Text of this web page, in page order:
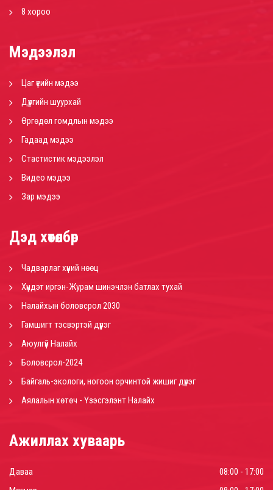
8 хороо
Мэдээлэл
Цаг үеийн мэдээ
Дүүргийн шуурхай
Өргөдөл гомдлын мэдээ
Гадаад мэдээ
Стастистик мэдээлэл
Видео мэдээ
Зар мэдээ
Дэд хөтөлбөр
Чадварлаг хүний нөөц
Хүндэт иргэн-Журам шинэчлэн батлах тухай
Налайхын боловсрол 2030
Гамшигт тэсвэртэй дүүрэг
Аюулгүй Налайх
Боловсрол-2024
Байгаль-экологи, ногоон орчинтой жишиг дүүрэг
Аялалын хөтөч - Үзэсгэлэнт Налайх
Ажиллах хуваарь
Даваа
08:00 - 17:00